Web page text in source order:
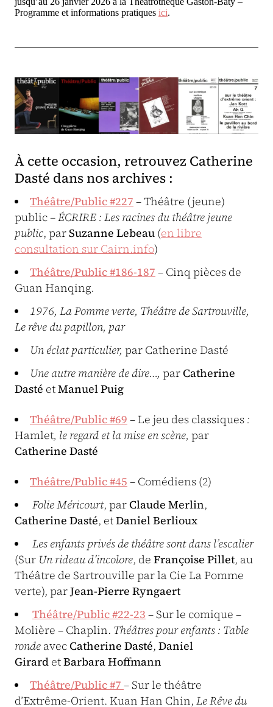
Programme et informations pratiques ici.
À cette occasion, retrouvez Catherine
Dasté dans nos archives :
Théâtre/Public #227 – Théâtre (jeune)
public– ÉCRIRE : Les racines du théâtre jeune
public, parSuzanne Lebeau (en libre
consultation sur Cairn.info)
Théâtre/Public #186-187 – Cinq pièces de
Guan Hanqing.
1976, La Pomme verte, Théâtre de Sartrouville,
Le rêve du papillon, par
Un éclat particulier, par Catherine Dasté
Une autre manière de dire…, parCatherine
Dasté etManuel Puig
Théâtre/Public #69 – Le jeu des classiques :
Hamlet, le regard et la mise en scène, par
Catherine Dasté
Théâtre/Public #45 – Comédiens (2)
Folie Méricourt, parClaude Merlin,
Catherine Dasté, etDaniel Berlioux
Les enfants privés de théâtre sont dans l’escalier
(Sur Un rideau d’incolore, de Françoise Pillet, au
Théâtre de Sartrouville par la Cie La Pomme
verte), parJean-Pierre Ryngaert
Théâtre/Public #22-23 – Sur le comique –
Molière – Chaplin. Théâtres pour enfants : Table
ronde avecCatherine Dasté, Daniel
Girard etBarbara Hoffmann
Théâtre/Public #7 – Sur le théâtre
d’Extrême-Orient. Kuan Han Chin, Le Rêve du